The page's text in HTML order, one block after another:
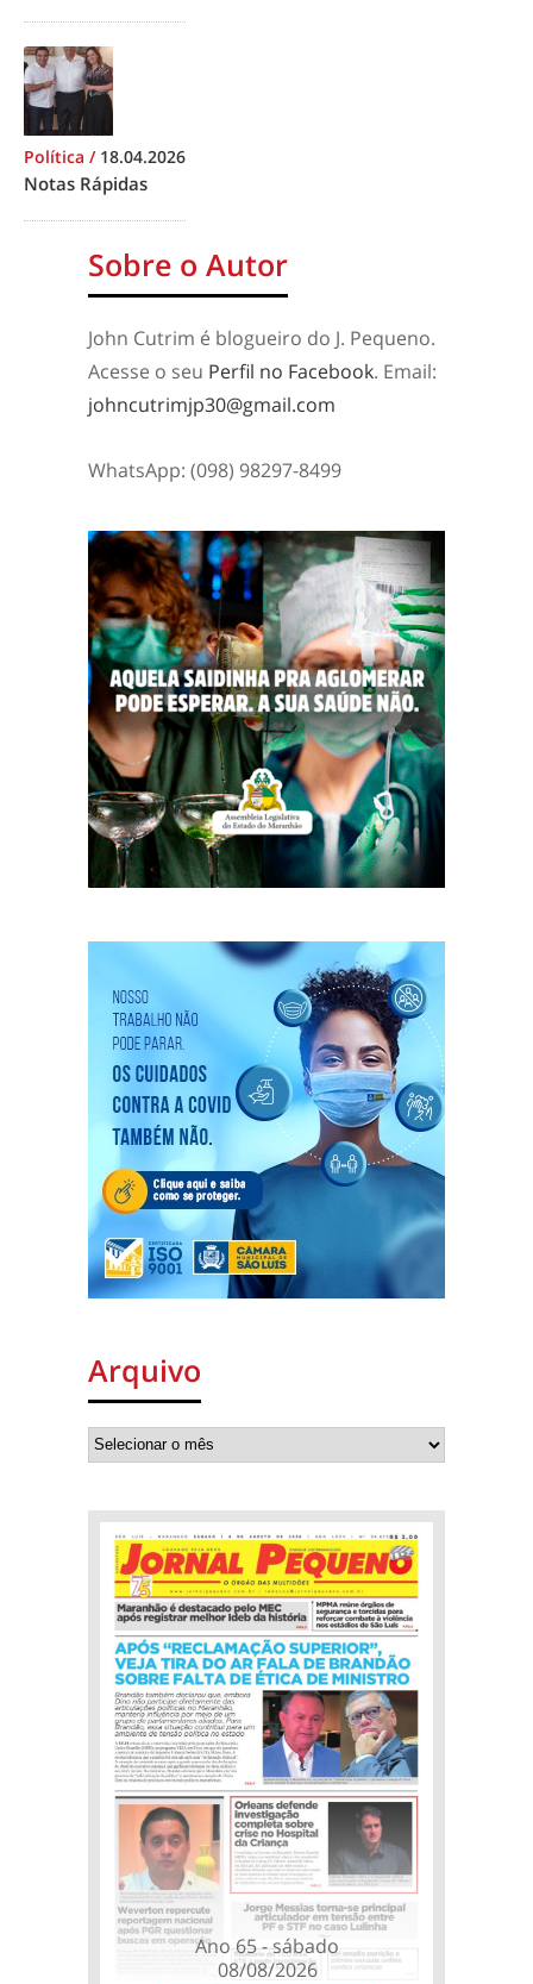
Política / 18.04.2026
Notas Rápidas
Sobre o Autor
John Cutrim é blogueiro do J. Pequeno.
Acesse o seu Perfil no Facebook. Email:
johncutrimjp30@gmail.com
WhatsApp: (098) 98297-8499
Arquivo
Ano 65 - sábado
08/08/2026